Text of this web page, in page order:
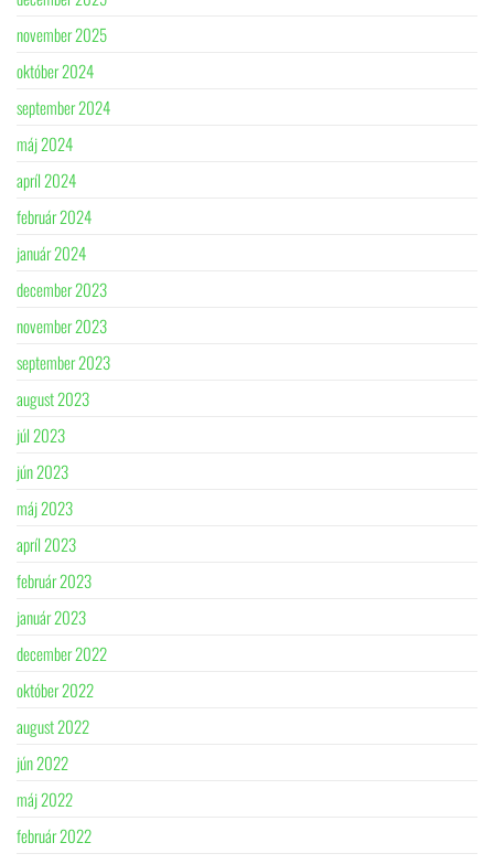
november 2025
október 2024
september 2024
máj 2024
apríl 2024
február 2024
január 2024
december 2023
november 2023
september 2023
august 2023
júl 2023
jún 2023
máj 2023
apríl 2023
február 2023
január 2023
december 2022
október 2022
august 2022
jún 2022
máj 2022
február 2022